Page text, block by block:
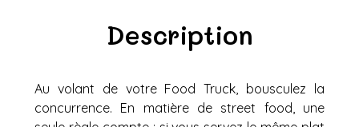
Description
Au volant de votre Food Truck, bousculez la
concurrence. En matière de street food, une